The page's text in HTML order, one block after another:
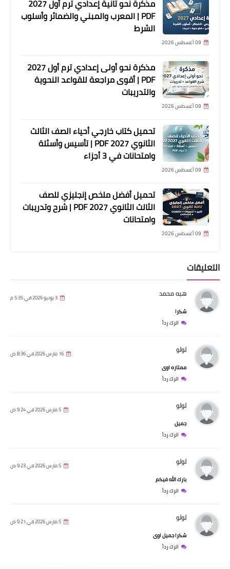
مذكرة نحو تانية إعدادي ترم أول 2027
PDF | المعرب والمبني والضمائر وأسلوب
الشرط
09 أغسطس 2026
مذكرة نحو أولى إعدادي ترم أول 2027
PDF | أقوى مراجعة للقواعد النحوية
والتدريبات
09 أغسطس 2026
تحميل كتاب خارجي أحياء الصف الثالث
الثانوي 2027 PDF | تأسيس وأسئلة
وامتحانات في 3 أجزاء
09 أغسطس 2026
تحميل أفضل ملخص إنجليزي للصف
الثالث الثانوي 2027 PDF | شرح وتدريبات
وامتحانات
09 أغسطس 2026
التعليقات
هبه محمد 3 يونيو 2026 في 5:35 م
شكرا
اترك رداً
لولو 16 مارس 2026 في 8:36 ص
ممتازه اوى
اترك رداً
لولو 5 مارس 2026 في 9:24 ص
جميل
اترك رداً
لولو 5 مارس 2026 في 9:23 ص
بارك الله فيكم
اترك رداً
لولو 5 مارس 2026 في 9:21 ص
شكرا جميل اوى
اترك رداً